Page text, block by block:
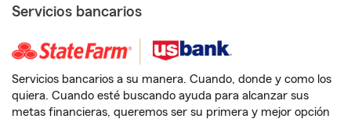
Servicios bancarios
Servicios bancarios a su manera. Cuando, donde y como los
quiera. Cuando esté buscando ayuda para alcanzar sus
metas financieras, queremos ser su primera y mejor opción